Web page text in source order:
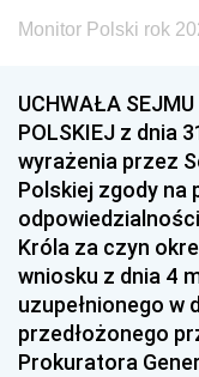
Monitor Polski rok
UCHWAŁA
POLSKIEJ z dnia
wyrażenia przez
Polskiej zgody na
Króla za czyn
wniosku z dnia 4
uzupełnionego w
przedłożonego
Prokuratora